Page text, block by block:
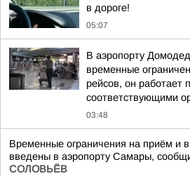
в дороге!
05:07
В аэропорту
временные
рейсов, он работает
соответствующими
03:48
Временные ограничения на приём и
введены в аэропорту Самары,
СОЛОВЬЁВ